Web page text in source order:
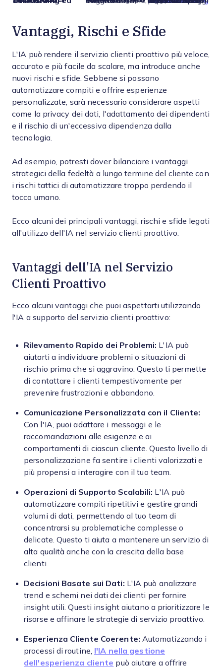
Vantaggi, Rischi e Sfide
L'IA può rendere il servizio clienti proattivo più veloce,
accurato e più facile da scalare, ma introduce anche
nuovi rischi e sfide. Sebbene si possano
automatizzare compiti e offrire esperienze
personalizzate, sarà necessario considerare aspetti
come la privacy dei dati, l'adattamento dei dipendenti
e il rischio di un'eccessiva dipendenza dalla
tecnologia.
Ad esempio, potresti dover bilanciare i vantaggi
strategici della fedeltà a lungo termine del cliente con
i rischi tattici di automatizzare troppo perdendo il
tocco umano.
Ecco alcuni dei principali vantaggi, rischi e sfide legati
all'utilizzo dell'IA nel servizio clienti proattivo.
Vantaggi dell'IA nel Servizio
Clienti Proattivo
Ecco alcuni vantaggi che puoi aspettarti utilizzando
l'IA a supporto del servizio clienti proattivo:
Rilevamento Rapido dei Problemi: L'IA può
aiutarti a individuare problemi o situazioni di
rischio prima che si aggravino. Questo ti permette
di contattare i clienti tempestivamente per
prevenire frustrazioni e abbandono.
Comunicazione Personalizzata con il Cliente:
Con l'IA, puoi adattare i messaggi e le
raccomandazioni alle esigenze e ai
comportamenti di ciascun cliente. Questo livello di
personalizzazione fa sentire i clienti valorizzati e
più propensi a interagire con il tuo team.
Operazioni di Supporto Scalabili: L'IA può
automatizzare compiti ripetitivi e gestire grandi
volumi di dati, permettendo al tuo team di
concentrarsi su problematiche complesse o
delicate. Questo ti aiuta a mantenere un servizio di
alta qualità anche con la crescita della base
clienti.
Decisioni Basate sui Dati: L'IA può analizzare
trend e schemi nei dati dei clienti per fornire
insight utili. Questi insight aiutano a prioritizzare le
risorse e affinare le strategie di servizio proattivo.
Esperienza Cliente Coerente: Automatizzando i
processi di routine, l'IA nella gestione
dell'esperienza cliente può aiutare a offrire